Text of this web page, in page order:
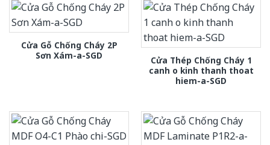
Cửa Gỗ Chống Cháy 2P
Sơn Xám-a-SGD
Cửa Thép Chống Cháy 1
canh o kinh thanh thoat
hiem-a-SGD